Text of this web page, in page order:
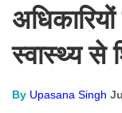
स्वास्थ्य से
By Upasana Singh